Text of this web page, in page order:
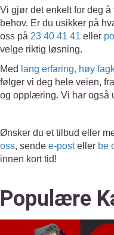
Vi gjør det enkelt for deg
behov. Er du usikker på
oss på 23 40 41 41 eller
velge riktig løsning.
Med lang erfaring, høy
følger vi deg hele veien,
og opplæring. Vi har også
Ønsker du et tilbud eller
oss, sende e-posteller be
innen kort tid!
Populære